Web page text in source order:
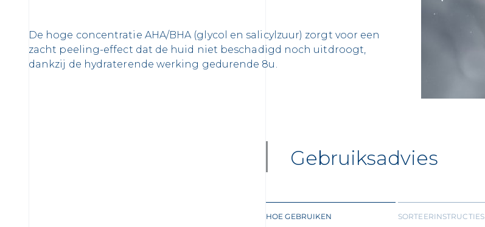
De hoge concentratie AHA/BHA (glycol en salicylzuur) zorgt voor een
zacht peeling-effect dat de huid niet beschadigd noch uitdroogt,
dankzij de hydraterende werking gedurende 8u.
Gebruiksadvies
HOE GEBRUIKEN SORTEERINSTRUCTIES